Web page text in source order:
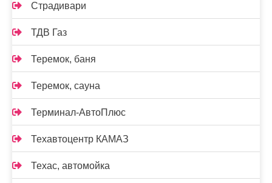
Страдивари
ТДВ Газ
Теремок, баня
Теремок, сауна
Терминал-АвтоПлюс
Техавтоцентр КАМАЗ
Техас, автомойка